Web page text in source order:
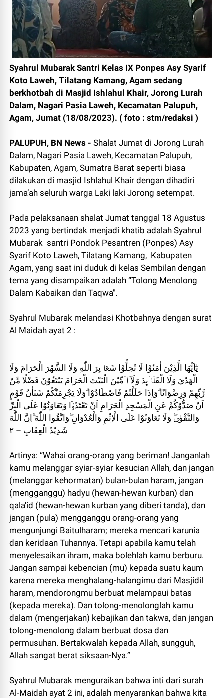
Syahrul Mubarak Santri Kelas IX Ponpes Asy Syarif
Koto Laweh, Tilatang Kamang, Agam sedang
berkhotbah di Masjid Ishlahul Khair, Jorong Lurah
Dalam, Nagari Pasia Laweh, Kecamatan Palupuh,
Agam, Jumat (18/08/2023). ( foto : stm/redaksi )
PALUPUH, BN News -Shalat Jumat di Jorong Lurah
Dalam, Nagari Pasia Laweh, Kecamatan Palupuh,
Kabupaten, Agam, Sumatra Barat seperti biasa
dilakukan di masjid Ishlahul Khair dengan dihadiri
jama’ah seluruh warga Laki laki Jorong setempat.
Pada pelaksanaan shalat Jumat tanggal 18 Agustus
2023 yang bertindak menjadi khatib adalah Syahrul
Mubarak santri Pondok Pesantren (Ponpes) Asy
Syarif Koto Laweh, Tilatang Kamang, Kabupaten
Agam, yang saat ini duduk di kelas Sembilan dengan
tema yang disampaikan adalah “Tolong Menolong
Dalam Kabaikan dan Taqwa".
Syahrul Mubarak melandasi Khotbahnya dengan surat
Al Maidah ayat 2 :
يٰٓاَيُّهَا الَّذِيْنَ اٰمَنُوْا لَا تُحِلُّوْا شَعَاۤىِٕرَ اللّٰهِ وَلَا الشَّهْرَ الْحَرَامَ وَلَا
الْهَدْيَ وَلَا الْقَلَاۤىِٕدَ وَلَآ اٰۤمِّيْنَ الْبَيْتَ الْحَرَامَ يَبْتَغُوْنَ فَضْلًا مِّنْ
رَّبِّهِمْ وَرِضْوَانًا ۗوَاِذَا حَلَلْتُمْ فَاصْطَادُوْا ۗوَلَا يَجْرِمَنَّكُمْ شَنَاٰنُ قَوْمٍ
اَنْ صَدُّوْكُمْ عَنِ الْمَسْجِدِ الْحَرَامِ اَنْ تَعْتَدُوْۘا وَتَعَاوَنُوْا عَلَى الْبِرِّ
وَالتَّقْوٰىۖ وَلَا تَعَاوَنُوْا عَلَى الْاِثْمِ وَالْعُدْوَانِ ۖوَاتَّقُوا اللّٰهَ ۗاِنَّ اللّٰهَ
شَدِيْدُ الْعِقَابِ – ٢
Artinya: “Wahai orang-orang yang beriman! Janganlah
kamu melanggar syiar-syiar kesucian Allah, dan jangan
(melanggar kehormatan) bulan-bulan haram, jangan
(mengganggu) hadyu (hewan-hewan kurban) dan
qala'id (hewan-hewan kurban yang diberi tanda), dan
jangan (pula) mengganggu orang-orang yang
mengunjungi Baitulharam; mereka mencari karunia
dan keridaan Tuhannya. Tetapi apabila kamu telah
menyelesaikan ihram, maka bolehlah kamu berburu.
Jangan sampai kebencian (mu) kepada suatu kaum
karena mereka menghalang-halangimu dari Masjidil
haram, mendorongmu berbuat melampaui batas
(kepada mereka). Dan tolong-menolonglah kamu
dalam (mengerjakan) kebajikan dan takwa, dan jangan
tolong-menolong dalam berbuat dosa dan
permusuhan. Bertakwalah kepada Allah, sungguh,
Allah sangat berat siksaan-Nya.”
Syahrul Mubarak menguraikan bahwa inti dari surah
Al-Maidah ayat 2 ini, adalah menyarankan bahwa kita